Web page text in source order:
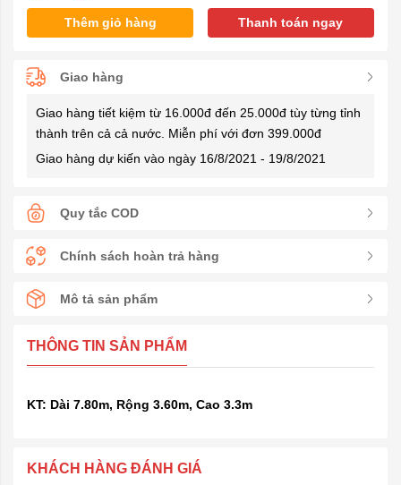
Thêm giỏ hàng Thanh toán ngay
Giao hàng
Giao hàng tiết kiệm từ 16.000đ đến 25.000đ tùy từng tỉnh
thành trên cả cả nước. Miễn phí với đơn 399.000đ
Giao hàng dự kiến vào ngày 16/8/2021 - 19/8/2021
Quy tắc COD
Chính sách hoàn trả hàng
Mô tả sản phẩm
THÔNG TIN SẢN PHẨM
KT: Dài 7.80m, Rộng 3.60m, Cao 3.3m
KHÁCH HÀNG ĐÁNH GIÁ